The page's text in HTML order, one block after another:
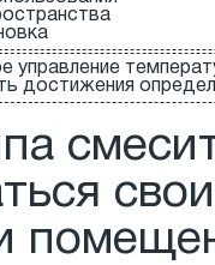
управление
достижения